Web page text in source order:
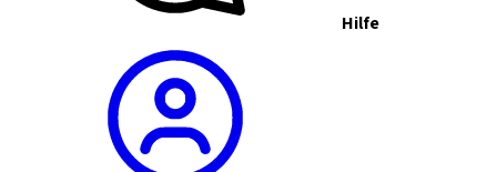
Hilfe